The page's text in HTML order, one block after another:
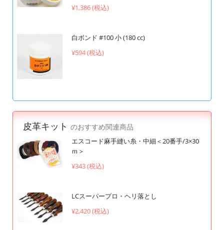
¥1,386 (税込)
白ボンド #100 小 (180 cc)
¥594 (税込)
皮革キット のおすすめ関連商品
エスコード麻手縫い糸・中細＜20番手/3×30
ｍ＞
¥343 (税込)
LCスーパープロ・ヘリ落とし
¥2,420 (税込)